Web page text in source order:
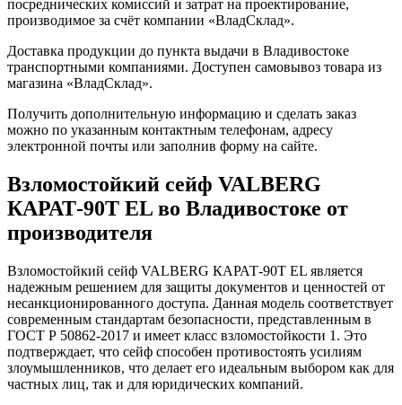
посреднических комиссий и затрат на проектирование,
производимое за счёт компании «ВладСклад».
Доставка продукции до пункта выдачи в Владивостоке
транспортными компаниями. Доступен самовывоз товара из
магазина «ВладСклад».
Получить дополнительную информацию и сделать заказ
можно по указанным контактным телефонам, адресу
электронной почты или заполнив форму на сайте.
Взломостойкий сейф VALBERG
КАРАТ-90T EL во Владивостоке от
производителя
Взломостойкий сейф VALBERG КАРАТ-90T EL является
надежным решением для защиты документов и ценностей от
несанкционированного доступа. Данная модель соответствует
современным стандартам безопасности, представленным в
ГОСТ Р 50862-2017 и имеет класс взломостойкости 1. Это
подтверждает, что сейф способен противостоять усилиям
злоумышленников, что делает его идеальным выбором как для
частных лиц, так и для юридических компаний.